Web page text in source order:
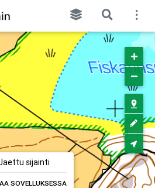
sijainti
SOVELLUKSESSA